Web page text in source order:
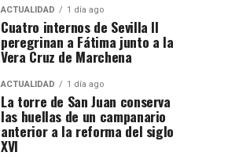
ACTUALIDAD 1 día ago
Cuatro internos de Sevilla II
peregrinan a Fátima junto a la
Vera Cruz de Marchena
ACTUALIDAD 1 día ago
La torre de San Juan conserva
las huellas de un campanario
anterior a la reforma del siglo
XVI